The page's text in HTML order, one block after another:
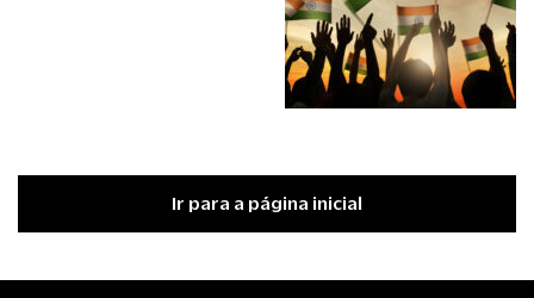
Ir para a página inicial